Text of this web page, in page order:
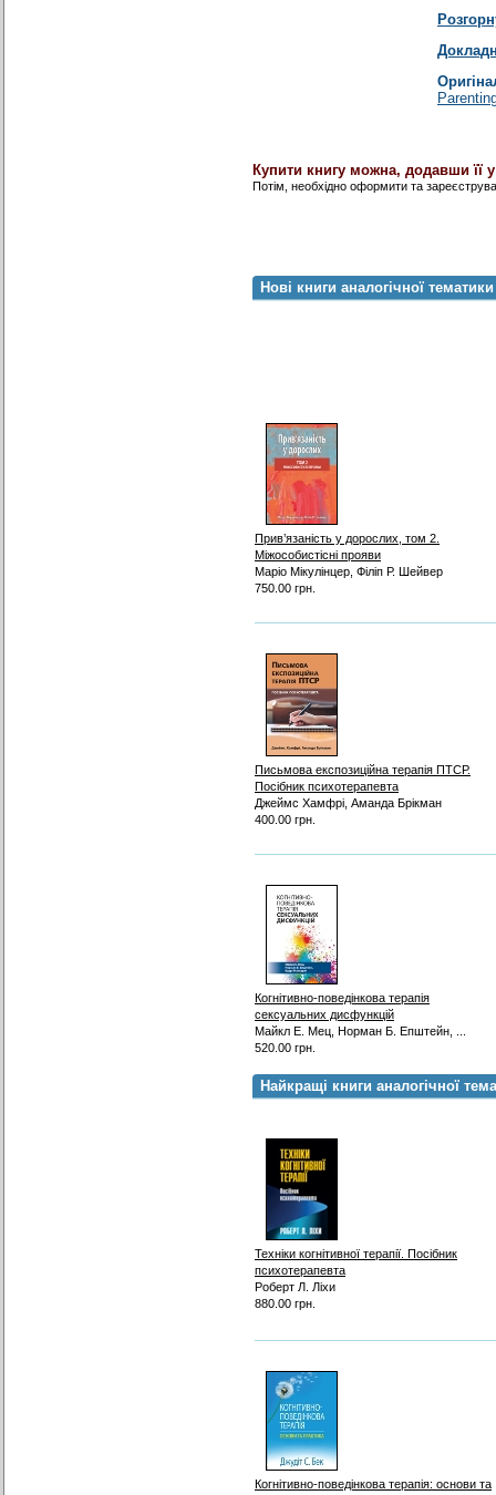
Купити книгу можна, додавши
Потім, необхідно оформити та
Нові книги аналогічної тематики
Прив’язаність у дорослих, том 2.
Міжособистісні прояви
Маріо Мікулінцер, Філіп Р. Шейвер
750.00 грн.
Письмова експозиційна терапія ПТСР.
Посібник психотерапевта
Джеймс Хамфрі, Аманда Брікман
400.00 грн.
Когнітивно-поведінкова терапія
сексуальних дисфункцій
Майкл Е. Мец, Норман Б. Епштейн, ...
520.00 грн.
Найкращі книги аналогічної
Техніки когнітивної терапії. Посібник
психотерапевта
Роберт Л. Ліхи
880.00 грн.
Когнітивно-поведінкова терапія: основи та